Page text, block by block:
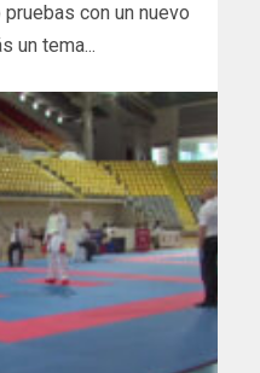
con un nuevo
un tema...